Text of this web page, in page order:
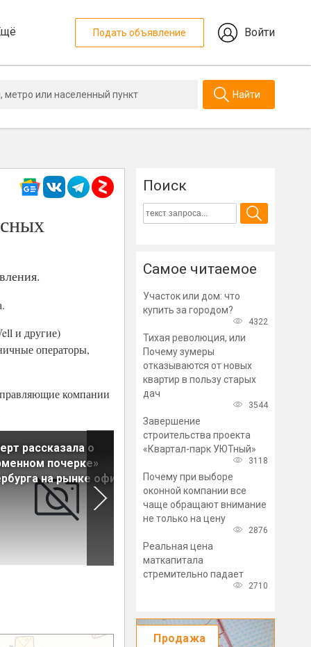
Подать объявление Войти
Найти
и другие)
операторы,
компании
рассказала о
почерке»
на рынке офисов
Мнение: Рыночная ипотека
пока слабо влияет на
новостроек
Поиск
Самое читаемое
Участок или дом: что
купить за городом?
4322
Тихая революция, или
Почему зумеры
отказываются от новых
квартир в пользу старых
дач
3544
Завершение
строительства проекта
«Квартал-парк УЮТный»
3118
Почему при выборе
оконной компании все
чаще обращают внимание
не только на цену
2876
Реальная цена
маткапитала
стремительно падает
2710
Продажа